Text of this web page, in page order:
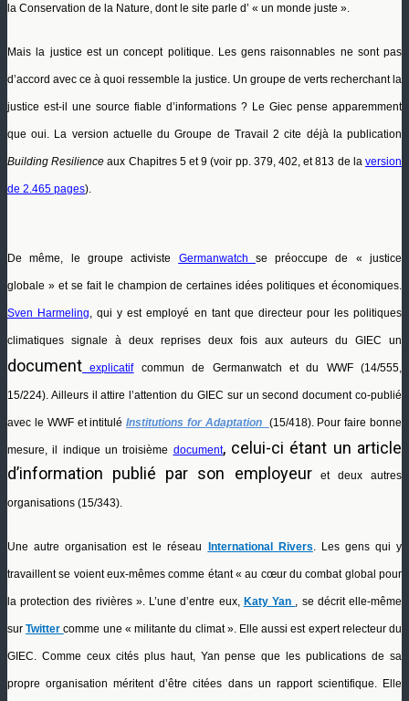
la Conservation de la Nature, dont le site parle d’ « un monde juste ».
Mais la justice est un concept politique. Les gens raisonnables ne sont pas
d’accord avec ce à quoi ressemble la justice. Un groupe de verts recherchant la
justice est-il une source fiable d’informations ? Le Giec pense apparemment
que oui. La version actuelle du Groupe de Travail 2 cite déjà la publication
Building Resilienceaux Chapitres 5 et 9 (voir pp. 379, 402, et 813 de laversion
de 2.465 pages).
De même, le groupe activiste Germanwatch se préoccupe de « justice
globale » et se fait le champion de certaines idées politiques et économiques.
Sven Harmeling, qui y est employé en tant que directeur pour les politiques
climatiques signale à deux reprises deux fois aux auteurs du GIEC un
document explicatifcommun de Germanwatch et du WWF (14/555,
15/224). Ailleurs il attire l’attention du GIEC sur un second document co-publié
avec le WWF et intituléInstitutions for Adaptation (15/418).Pour faire bonne
mesure, il indique un troisième document, celui-ci étant un article
d’information publié par son employeuret deux autres
organisations (15/343).
Une autre organisation est le réseau International Rivers. Les gens qui y
travaillent se voient eux-mêmes comme étant « au cœur du combat global pour
la protection des rivières ». L’une d’entre eux, Katy Yan , se décrit elle-même
surTwittercomme une « militante du climat ». Elle aussi est expert relecteur du
GIEC. Comme ceux cités plus haut, Yan pense que les publications de sa
propre organisation méritent d’être citées dans un rapport scientifique. Elle